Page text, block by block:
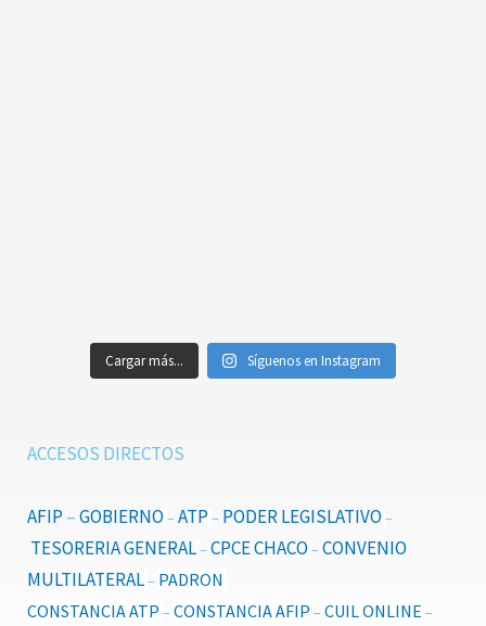
Cargar más... Síguenos en Instagram
ACCESOS DIRECTOS
AFIP–GOBIERNO – ATP– PODER LEGISLATIVO –
TESORERIA GENERAL– CPCE CHACO – CONVENIO
MULTILATERAL– PADRON
CONSTANCIA ATP – CONSTANCIA AFIP – CUIL ONLINE –